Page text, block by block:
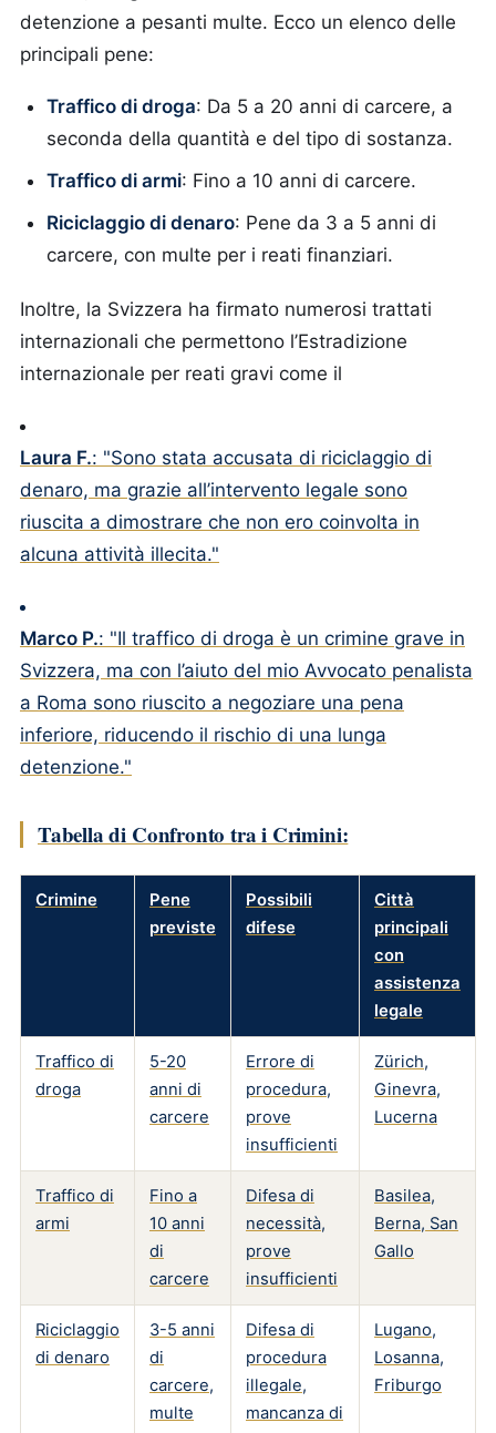
detenzione a pesanti multe. Ecco un elenco delle
principali pene:
Traffico di droga: Da 5 a 20 anni di carcere, a
seconda della quantità e del tipo di sostanza.
Traffico di armi: Fino a 10 anni di carcere.
Riciclaggio di denaro: Pene da 3 a 5 anni di
carcere, con multe per i reati finanziari.
Inoltre, la Svizzera ha firmato numerosi trattati
internazionali che permettono l’Estradizione
internazionale per reati gravi come il
Laura F.: "Sono stata accusata di riciclaggio di
denaro, ma grazie all’intervento legale sono
riuscita a dimostrare che non ero coinvolta in
alcuna attività illecita."
Marco P.: "Il traffico di droga è un crimine grave in
Svizzera, ma con l’aiuto del mio Avvocato penalista
a Roma sono riuscito a negoziare una pena
inferiore, riducendo il rischio di una lunga
detenzione."
Tabella di Confronto tra i Crimini:
Crimine
Pene
previste
Possibili
difese
Città
principali
con
assistenza
legale
Traffico di
droga
5-20
anni di
carcere
Errore di
procedura,
prove
insufficienti
Zürich,
Ginevra,
Lucerna
Traffico di
armi
Fino a
10 anni
di
carcere
Difesa di
necessità,
prove
insufficienti
Basilea,
Berna, San
Gallo
Riciclaggio
di denaro
3-5 anni
di
carcere,
multe
Difesa di
procedura
illegale,
mancanza di
Lugano,
Losanna,
Friburgo